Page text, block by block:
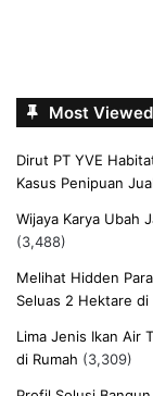
Most
Dirut PT YVE
Kasus Penipuan
Wijaya Karya Ubah
(3,488)
Melihat Hidden
Seluas 2 Hektare di
Lima Jenis Ikan Air
di Rumah (3,309)